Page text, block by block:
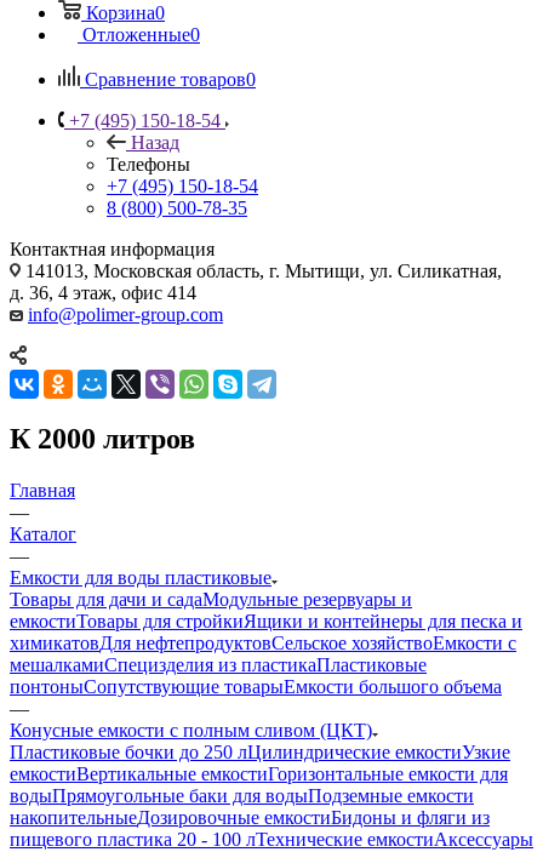
Корзина0
Отложенные0
Сравнение товаров0
+7 (495) 150-18-54
Назад
Телефоны
+7 (495) 150-18-54
8 (800) 500-78-35
Контактная информация
141013, Московская область, г. Мытищи, ул. Силикатная,
д. 36, 4 этаж, офис 414
info@polimer-group.com
К 2000 литров
Главная
—
Каталог
—
Емкости для воды пластиковые
Товары для дачи и садаМодульные резервуары и
емкостиТовары для стройкиЯщики и контейнеры для песка и
химикатовДля нефтепродуктовСельское хозяйствоЕмкости с
мешалкамиСпецизделия из пластикаПластиковые
понтоныСопутствующие товарыЕмкости большого объема
—
Конусные емкости с полным сливом (ЦКТ)
Пластиковые бочки до 250 лЦилиндрические емкостиУзкие
емкостиВертикальные емкостиГоризонтальные емкости для
водыПрямоугольные баки для водыПодземные емкости
накопительныеДозировочные емкостиБидоны и фляги из
пищевого пластика 20 - 100 лТехнические емкостиАксессуары